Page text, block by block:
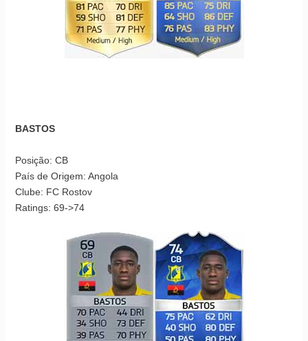
BASTOS
Posição: CB
País de Origem: Angola
Clube: FC Rostov
Ratings: 69->74